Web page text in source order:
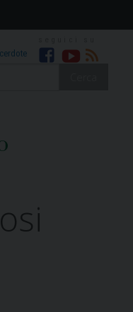
Facebook
Youtube
RSS